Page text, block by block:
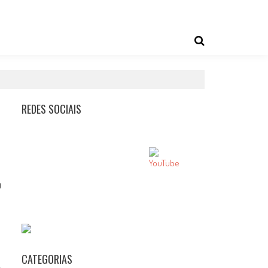
REDES SOCIAIS
CATEGORIAS